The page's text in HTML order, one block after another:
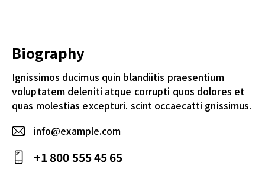
Biography
Ignissimos ducimus quin blandiitis praesentium
voluptatem deleniti atque corrupti quos dolores et
quas molestias excepturi. scint occaecatti gnissimus.
E-
m
info@example.com
+1 800 555 45 65